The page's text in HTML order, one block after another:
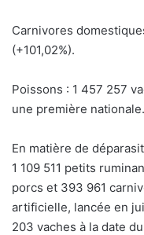
Carnivores
(+101,02%).
Poissons : 1 457 257
une première nationale.
En matière de
1 109 511 petits
porcs et 393 961
artificielle, lancée en
203 vaches à la date